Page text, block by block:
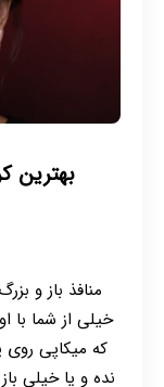
بهترین
منافذ باز و
خیلی از شما با
که میکاپی
نده و یا خیلی